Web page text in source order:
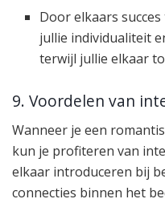
Door elkaars
jullie individualiteit
terwijl jullie elkaar
9. Voordelen van
Wanneer je een
kun je profiteren van
elkaar introduceren bij
connecties binnen het